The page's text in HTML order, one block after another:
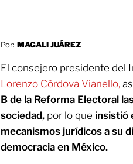
Por: MAGALI JUÁREZ
El consejero presidente del
Lorenzo Córdova Vianello,
B de la Reforma Electoral
sociedad, por lo que insistió
mecanismos jurídicos a su
democracia en México.